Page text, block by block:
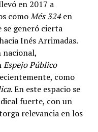
en 2017 a
comoMés 324en
se generó cierta
Inés Arrimadas.
Espejo Público
como
. En este espacio se
fuerte, con un
relevancia en los